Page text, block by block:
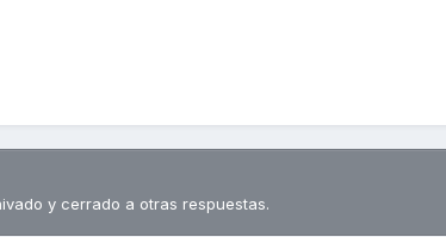
y cerrado a otras respuestas.